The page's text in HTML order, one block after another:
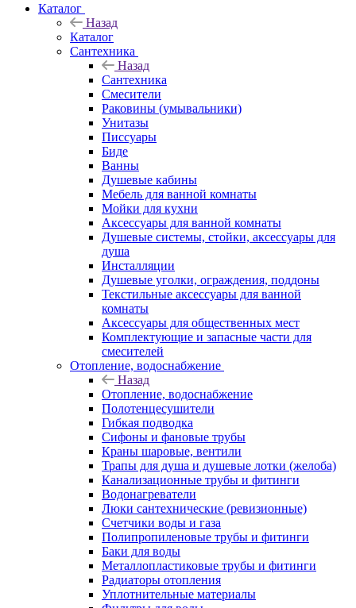
Каталог
Назад
Каталог
Сантехника
Назад
Сантехника
Смесители
Раковины (умывальники)
Унитазы
Писсуары
Биде
Ванны
Душевые кабины
Мебель для ванной комнаты
Мойки для кухни
Аксессуары для ванной комнаты
Душевые системы, стойки, аксессуары для
душа
Инсталляции
Душевые уголки, ограждения, поддоны
Текстильные аксессуары для ванной
комнаты
Аксессуары для общественных мест
Комплектующие и запасные части для
смесителей
Отопление, водоснабжение
Назад
Отопление, водоснабжение
Полотенцесушители
Гибкая подводка
Сифоны и фановые трубы
Краны шаровые, вентили
Трапы для душа и душевые лотки (желоба)
Канализационные трубы и фитинги
Водонагреватели
Люки сантехнические (ревизионные)
Счетчики воды и газа
Полипропиленовые трубы и фитинги
Баки для воды
Металлопластиковые трубы и фитинги
Радиаторы отопления
Уплотнительные материалы